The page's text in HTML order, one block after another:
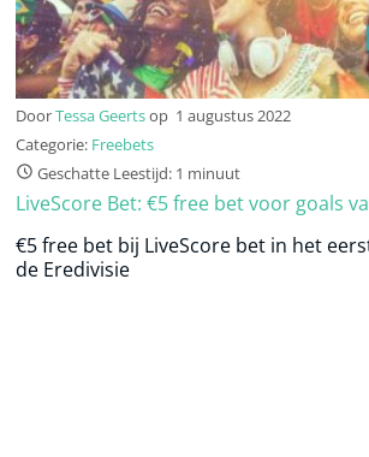
DoorTessa Geertsop 1 augustus 2022
Categorie: Freebets
Geschatte Leestijd: 1 minuut
LiveScore Bet: €5 free bet voor goals
€5 free bet bij LiveScore bet in het
de Eredivisie